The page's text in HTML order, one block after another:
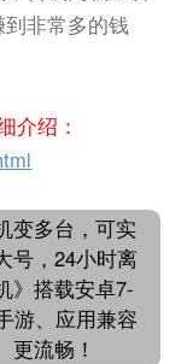
非常多的钱
介绍：
变多台，可实
号，24小时离
》搭载安卓7-
游、应用兼容
流畅！